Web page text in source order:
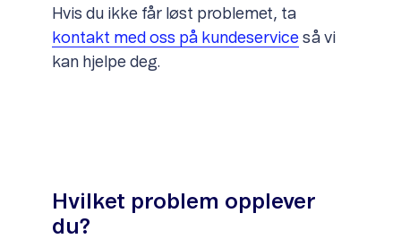
Hvis du ikke får løst problemet, ta
kontakt med oss på kundeserviceså vi
kan hjelpe deg.
Hvilket problem opplever
du?